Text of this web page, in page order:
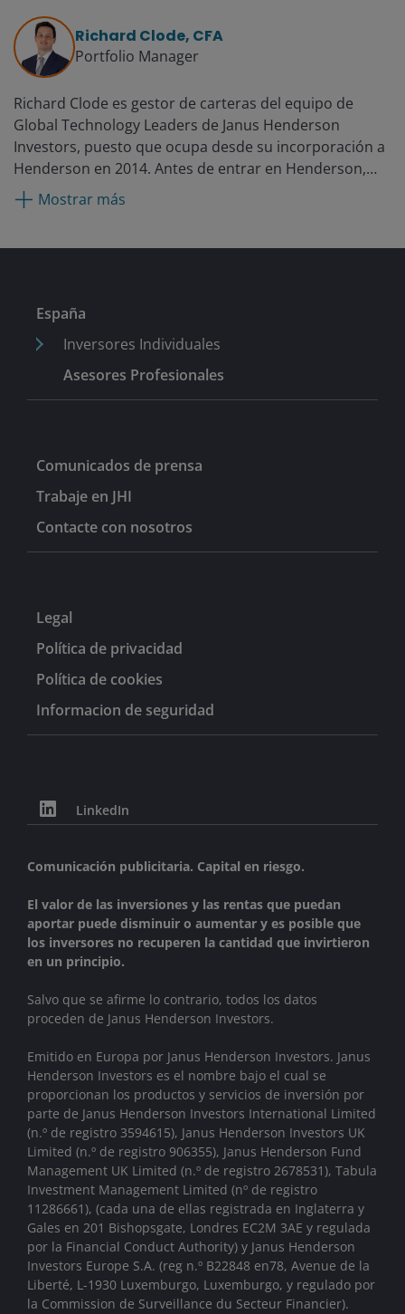
Richard Clode, CFA
Portfolio Manager
Richard Clode es gestor de carteras del equipo de
Global Technology Leaders de Janus Henderson
Investors, puesto que ocupa desde su incorporación a
Henderson en 2014. Antes de entrar en Henderson,
Richard ocupó cargos en Gartmore, Moore Capital, y
Pioneer Investments como analista de tecnología en
profesional en 2003 en el sector de tecnología en
Mostrar más
España
Inversores Individuales
Asesores Profesionales
Comunicados de prensa
Trabaje en JHI
Contacte con nosotros
Legal
Política de privacidad
Política de cookies
Informacion de seguridad
LinkedIn
Comunicación publicitaria. Capital en riesgo.
El valor de las inversiones y las rentas que puedan
aportar puede disminuir o aumentar y es posible que
los inversores no recuperen la cantidad que invirtieron
en un principio.
Salvo que se afirme lo contrario, todos los datos
proceden de Janus Henderson Investors.
Emitido en Europa por Janus Henderson Investors. Janus
Henderson Investors es el nombre bajo el cual se
proporcionan los productos y servicios de inversión por
parte de Janus Henderson Investors International Limited
(n.º de registro 3594615), Janus Henderson Investors UK
Limited (n.º de registro 906355), Janus Henderson Fund
Management UK Limited (n.º de registro 2678531), Tabula
Investment Management Limited (nº de registro
11286661), (cada una de ellas registrada en Inglaterra y
Gales en 201 Bishopsgate, Londres EC2M 3AE y regulada
por la Financial Conduct Authority) y Janus Henderson
Investors Europe S.A. (reg n.º B22848 en78, Avenue de la
Liberté, L-1930 Luxemburgo, Luxemburgo, y regulado por
la Commission de Surveillance du Secteur Financier).